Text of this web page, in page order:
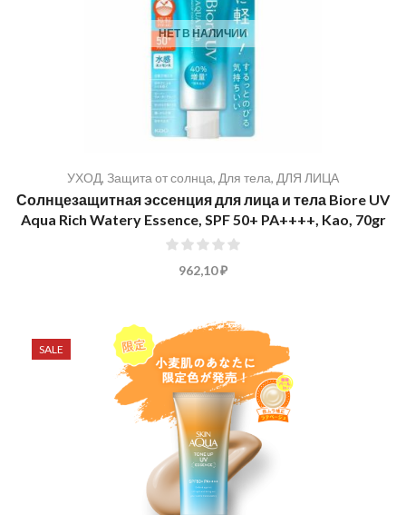
НЕТ В НАЛИЧИИ
УХОД, Защита от солнца, Для тела, ДЛЯ ЛИЦА
Солнцезащитная эссенция для лица и тела Biore UV
Aqua Rich Watery Essence, SPF 50+ PA++++, Kao, 70gr
962,10 ₽
SALE